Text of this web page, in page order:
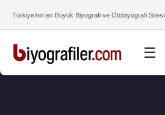
Türkiye’nin en Büyük Biyografi ve Otobiyografi Sitesi
☰